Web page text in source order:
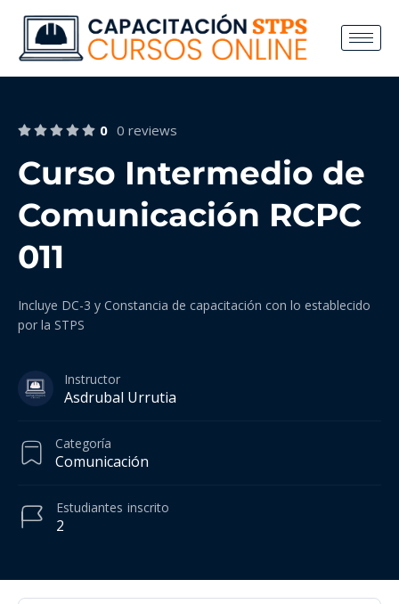
0 0 reviews
Curso Intermedio de
Comunicación RCPC
011
Incluye DC-3 y Constancia de capacitación con lo establecido
por la STPS
Instructor
Asdrubal Urrutia
Categoría
Comunicación
2
Estudiantes inscrito